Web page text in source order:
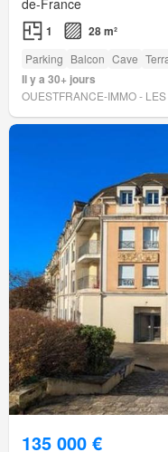
de-France
1 28 m²
Parking Balcon Cave
Il y a 30+ jours
OUESTFRANCE-IMMO -
135 000 €